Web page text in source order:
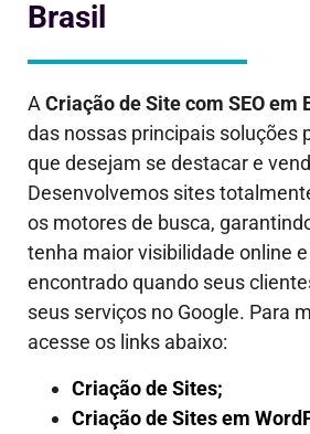
Brasil
ACriação de Site com SEO em
das nossas principais soluções
que desejam se destacar e
Desenvolvemos sites
os motores de busca,
tenha maior visibilidade online
encontrado quando seus
seus serviços no Google. Para
acesse os links abaixo:
Criação de Sites;
Criação de Sites em